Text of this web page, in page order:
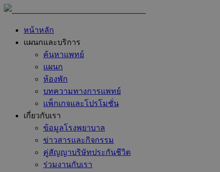
หน้าหลัก
แผนกและบริการ
ค้นหาแพทย์
แผนก
ห้องพัก
บทความทางการแพทย์
แพ็กเกจและโปรโมชั่น
เกี่ยวกับเรา
ข้อมูลโรงพยาบาล
ข่าวสารและกิจกรรม
คู่สัญญาบริษัทประกันชีวิต
ร่วมงานกับเรา